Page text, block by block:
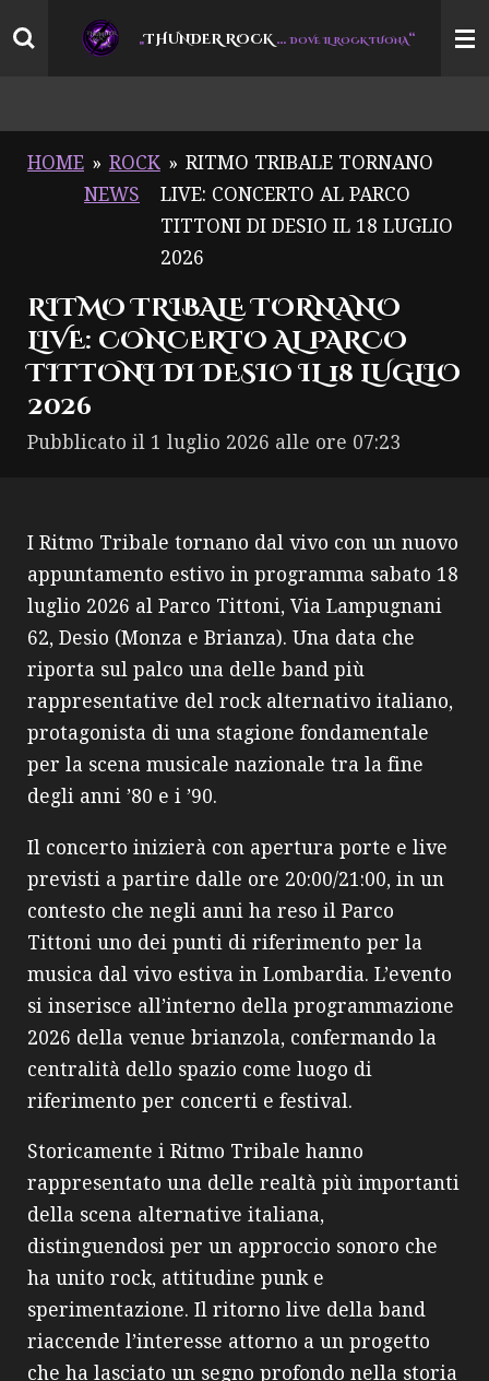
Vai
„THUNDER ROCK… DOVE IL ROCK TUONA“
HOME » ROCK
NEWS
» RITMO TRIBALE TORNANO
LIVE: CONCERTO AL PARCO
TITTONI DI DESIO IL 18 LUGLIO
2026
RITMO TRIBALE TORNANO
LIVE: CONCERTO AL PARCO
TITTONI DI DESIO IL 18 LUGLIO
2026
Pubblicato il 1 luglio 2026 alle ore 07:23
I Ritmo Tribale tornano dal vivo con un nuovo
appuntamento estivo in programma sabato 18
luglio 2026 al Parco Tittoni, Via Lampugnani
62, Desio (Monza e Brianza). Una data che
riporta sul palco una delle band più
rappresentative del rock alternativo italiano,
protagonista di una stagione fondamentale
per la scena musicale nazionale tra la fine
degli anni ’80 e i ’90.
Il concerto inizierà con apertura porte e live
previsti a partire dalle ore 20:00/21:00, in un
contesto che negli anni ha reso il Parco
Tittoni uno dei punti di riferimento per la
musica dal vivo estiva in Lombardia. L’evento
si inserisce all’interno della programmazione
2026 della venue brianzola, confermando la
centralità dello spazio come luogo di
riferimento per concerti e festival.
Storicamente i Ritmo Tribale hanno
rappresentato una delle realtà più importanti
della scena alternative italiana,
distinguendosi per un approccio sonoro che
ha unito rock, attitudine punk e
sperimentazione. Il ritorno live della band
riaccende l’interesse attorno a un progetto
che ha lasciato un segno profondo nella storia